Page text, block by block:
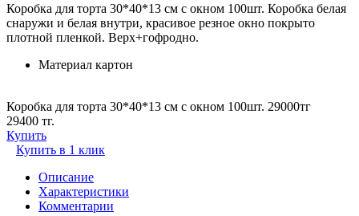
Коробка для торта 30*40*13 см с окном 100шт. Коробка белая
снаружи и белая внутри, красивое резное окно покрыто
плотной пленкой. Верх+гофродно.
Материал картон
Коробка для торта 30*40*13 см с окном 100шт. 29000тг
29400 тг.
Купить
Купить в 1 клик
Описание
Характеристики
Комментарии